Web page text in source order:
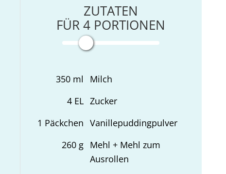
ZUTATEN
FÜR4 PORTIONEN
350ml
Milch
4EL Zucker
1 Päckchen Vanillepuddingpulver
260g Mehl + Mehl zum
Ausrollen